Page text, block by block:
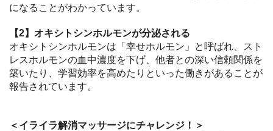
になることがわかっています。
【2】オキシトシンホルモンが分泌される
オキシトシンホルモンは「幸せホルモン」と呼ばれ、スト
レスホルモンの血中濃度を下げ、他者との深い信頼関係を
築いたり、学習効率を高めたりといった働きがあることが
報告されています。
＜イライラ解消マッサージにチャレンジ！＞